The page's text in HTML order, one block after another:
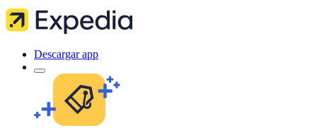
Descargar app